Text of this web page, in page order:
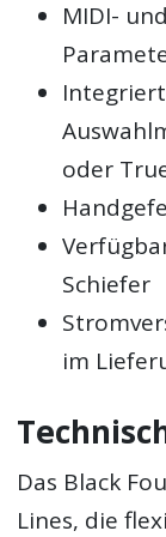
MIDI-
oder
Schiefer
im
Das Black
Lines, die